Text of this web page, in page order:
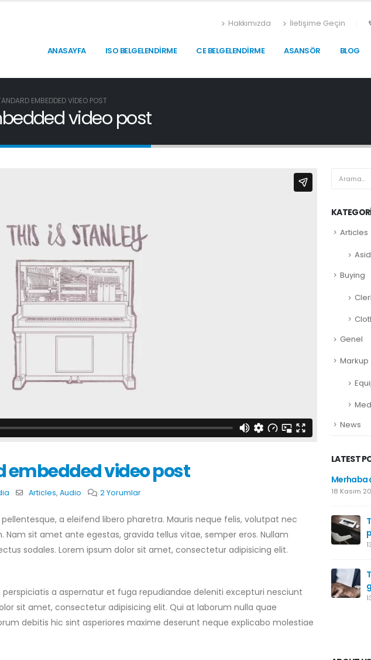
Hakkımızda İletişime Geçin
ANASAYFA ISO BELGELENDIRME CE BELGELENDIRME ASANSÖR BLOG
EMBEDDED VIDEO POST
video post
embedded video post
Articles, Audio 2 Yorumlar
a eleifend libero pharetra. Mauris neque felis, volutpat nec
sit amet ante egestas, gravida tellus vitae, semper eros. Nullam
sodales. Lorem ipsum dolor sit amet, consectetur adipisicing elit.
a aspernatur et fuga repudiandae deleniti excepturi nesciunt
sit amet, consectetur adipisicing elit. Qui at laborum nulla quae
debitis hic sint asperiores maxime deserunt neque explicabo molestiae
Articles
Buying
Genel
Markup
News
LATEST
Merhaba dünya!
18 Kasım 2022
This is a stardard post with
preview image
13 Haziran 2016
gallery post
13 Haziran 2016
This is a standard embedded
video post
10 Haziran 2016
This is a standard HTML5
video post
30 Mayıs 2016
Merhaba
18 Kasım